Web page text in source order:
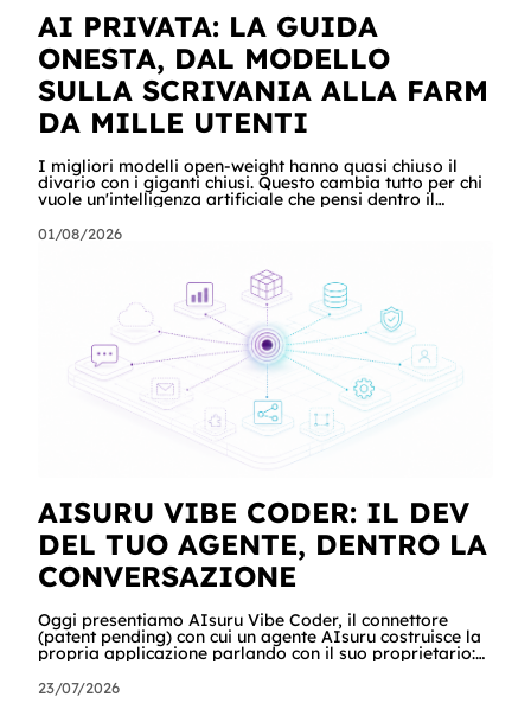
AI PRIVATA: LA GUIDA
ONESTA, DAL MODELLO
SULLA SCRIVANIA ALLA FARM
DA MILLE UTENTI
I migliori modelli open-weight hanno quasi chiuso il
divario con i giganti chiusi. Questo cambia tutto per chi
vuole un'intelligenza artificiale che pensi dentro il
chiunque abbia dati che non possono uscire. Ma la
quanto costa davvero, gradino per gradino, e cosa
serve perché un modello in casa sia sovranità e non un
far west privato. Questa guida racconta entrambe, con
esempi per ogni tagli
01/08/2026
AISURU VIBE CODER: IL DEV
DEL TUO AGENTE, DENTRO LA
CONVERSAZIONE
Oggi presentiamo AIsuru Vibe Coder, il connettore
(patent pending) con cui un agente AIsuru costruisce la
propria applicazione parlando con il suo proprietario:
accesso, nella stessa conversazione in cui vengono
chiesti. In questo articolo raccontiamo tutto: cosa fa,
23/07/2026